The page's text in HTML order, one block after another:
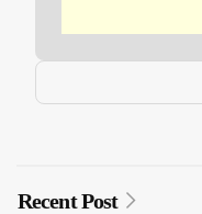
Recent Post